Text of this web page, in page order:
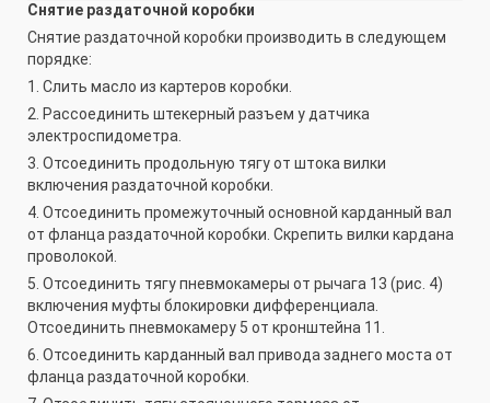
Снятие раздаточной коробки
Снятие раздаточной коробки производить в следующем
порядке:
1. Слить масло из картеров коробки.
2. Рассоединить штекерный разъем у датчика
электроспидометра.
3. Отсоединить продольную тягу от штока вилки
включения раздаточной коробки.
4. Отсоединить промежуточный основной карданный вал
от фланца раздаточной коробки. Скрепить вилки кардана
проволокой.
5. Отсоединить тягу пневмокамеры от рычага 13 (рис. 4)
включения муфты блокировки дифференциала.
Отсоединить пневмокамеру 5 от кронштейна 11.
6. Отсоединить карданный вал привода заднего моста от
фланца раздаточной коробки.